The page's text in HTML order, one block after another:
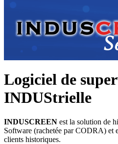
Logiciel de
INDUStrielle
INDUSCREEN est la solution de
Software (rachetée par CODRA) et
clients historiques.